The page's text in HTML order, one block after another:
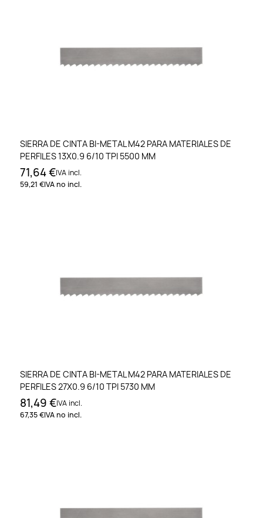
SIERRA DE CINTA BI-METAL M42 PARA MATERIALES DE
PERFILES 13X0.9 6/10 TPI 5500 MM
71,64 €IVA incl.
59,21 €IVA no incl.
SIERRA DE CINTA BI-METAL M42 PARA MATERIALES DE
PERFILES 27X0.9 6/10 TPI 5730 MM
81,49 €IVA incl.
67,35 €IVA no incl.